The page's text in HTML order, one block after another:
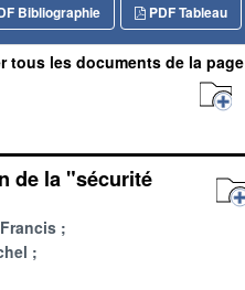
PDF Tableau
Bibliographie
tous les documents de la page
de la "sécurité